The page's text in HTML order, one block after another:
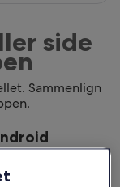
side
Sammenlign